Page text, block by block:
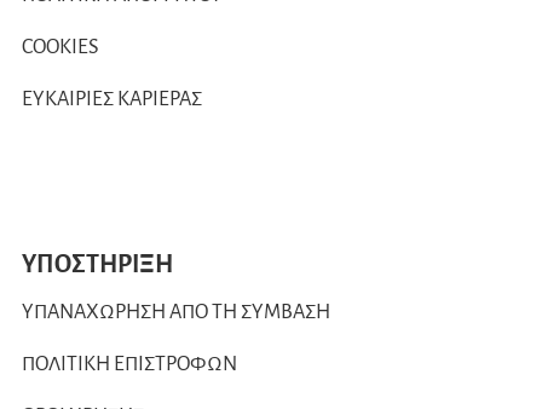
COOKIES
ΕΥΚΑΙΡΙΕΣ ΚΑΡΙΕΡΑΣ
ΥΠΟΣΤΗΡΙΞΗ
ΥΠΑΝΑΧΩΡΗΣΗ ΑΠΟ ΤΗ ΣΥΜΒΑΣΗ
ΠΟΛΙΤΙΚΗ ΕΠΙΣΤΡΟΦΩΝ